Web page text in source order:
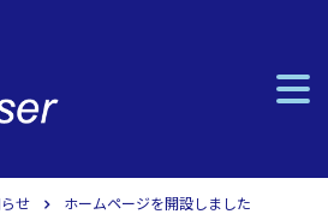
せ ホームページを開設しました